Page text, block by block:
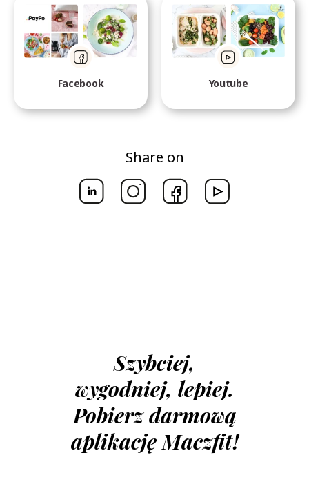
Facebook Youtube
Share on
Szybciej,
wygodniej, lepiej.
Pobierz darmową
aplikację Maczfit!